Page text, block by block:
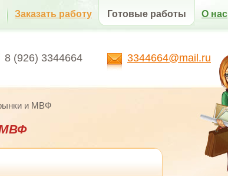
8 (926) 3344664 3344664@mail.ru
Заказать работу Готовые работы О нас
и МВФ